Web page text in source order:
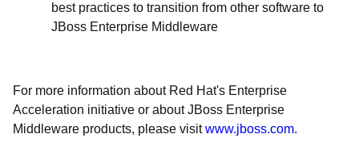
best practices to transition from other software to
JBoss Enterprise Middleware
For more information about Red Hat's Enterprise
Acceleration initiative or about JBoss Enterprise
Middleware products, please visitwww.jboss.com.